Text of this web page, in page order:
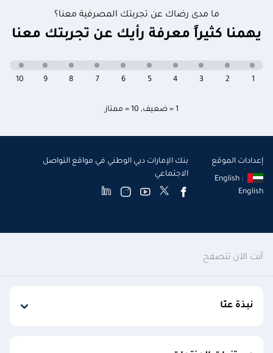
ما مدى رضاك عن تجربتك المصرفية معنا؟
يهمنا كثيراً معرفة رأيك عن تجربتك معنا
1 = ضعيف , 10 = ممتاز
10 9 8 7 6 5 4 3 2 1
إعدادات الموقع
English :
English
بنك الإمارات دبي الوطني في مواقع التواصل
الاجتماعي
أنت الآن تتصفح
نبذة عنّا